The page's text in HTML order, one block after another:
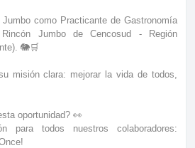
como Practicante de Gastronomía
Jumbo de Cencosud - Región
🐘🛒
misión clara: mejorar la vida de todos,
oportunidad? 👀
para todos nuestros colaboradores: